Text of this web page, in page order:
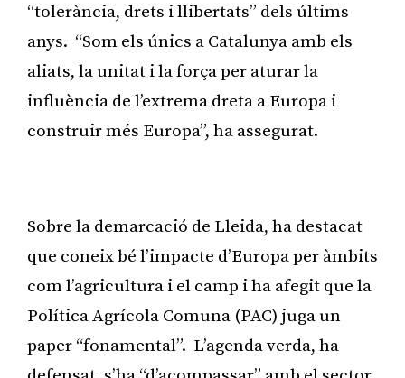
“tolerància, drets i llibertats” dels últims
anys. “Som els únics a Catalunya amb els
aliats, la unitat i la força per aturar la
influència de l’extrema dreta a Europa i
construir més Europa”, ha assegurat.
Sobre la demarcació de Lleida, ha destacat
que coneix bé l’impacte d’Europa per àmbits
com l’agricultura i el camp i ha afegit que la
Política Agrícola Comuna (PAC) juga un
paper “fonamental”. L’agenda verda, ha